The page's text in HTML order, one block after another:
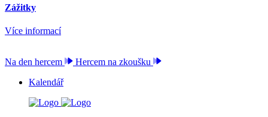
Zážitky
Více informací
Na den hercem
Hercem na zkoušku
Kalendář